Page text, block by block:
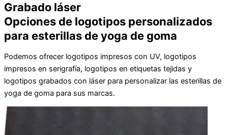
Grabado láser
Opciones de logotipos personalizados
para esterillas de yoga de goma
Podemos ofrecer logotipos impresos con UV, logotipos
impresos en serigrafía, logotipos en etiquetas tejidas y
logotipos grabados con láser para personalizar las esterillas de
yoga de goma para sus marcas.